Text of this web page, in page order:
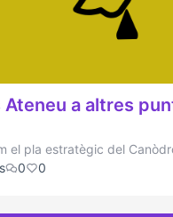
a altres
el pla estratègic del
0 0